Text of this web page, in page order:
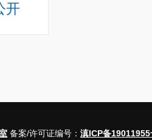
开
备案/许可证编号： 滇ICP备